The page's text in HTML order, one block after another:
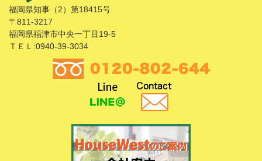
福岡県知事（2）第18415号
〒811-3217
福岡県福津市中央一丁目19-5
ＴＥＬ:0940-39-3034